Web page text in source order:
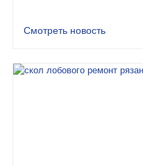
Смотреть новость